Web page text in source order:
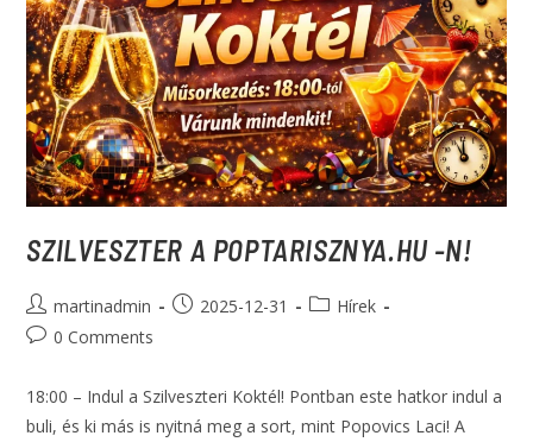
SZILVESZTER A POPTARISZNYA.HU -N!
martinadmin 2025-12-31
Hírek
0 Comments
18:00 – Indul a Szilveszteri Koktél! Pontban este hatkor indul a
buli, és ki más is nyitná meg a sort, mint Popovics Laci! A